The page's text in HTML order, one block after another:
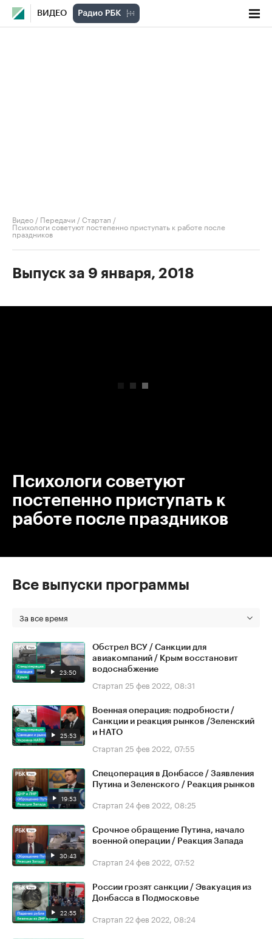
ВИДЕО
Видео / Передачи /Стартап /
Психологи советуют постепенно приступать к работе после
праздников
Выпуск за 9 января, 2018
Психологи советуют
постепенно приступать к
работе после праздников
Все выпуски программы
За все время
23:50
Обстрел ВСУ / Санкции для
авиакомпаний / Крым восстановит
водоснабжение
Стартап 25 фев 2022, 08:31
25:53
Военная операция: подробности /
Санкции и реакция рынков /Зеленский
и НАТО
Стартап 25 фев 2022, 07:55
19:53
Спецоперация в Донбассе / Заявления
Путина и Зеленского / Реакция рынков
Стартап 24 фев 2022, 08:25
30:43
Срочное обращение Путина, начало
военной операции / Реакция Запада
Стартап 24 фев 2022, 07:52
22:55
России грозят санкции / Эвакуация из
Донбасса в Подмосковье
Стартап 22 фев 2022, 08:24